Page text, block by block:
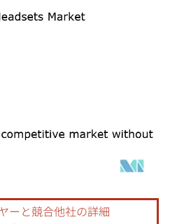
はCC BY 4.0の表示が必要です。